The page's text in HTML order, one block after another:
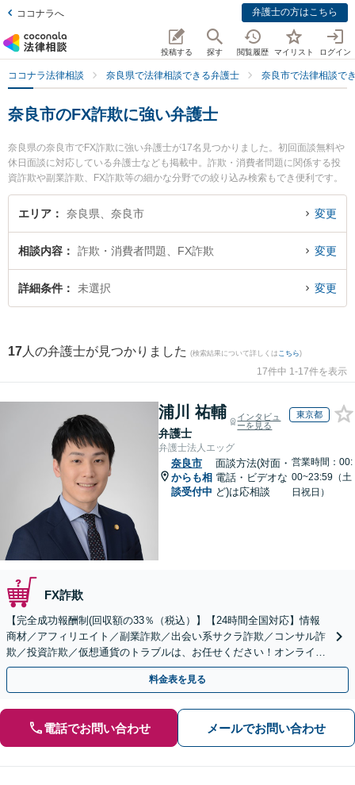
ココナラへ 弁護士の方はこちら
投稿する 探す 閲覧履歴 マイリスト ログイン
ココナラ法律相談 奈良県で法律相談できる弁護士 奈良市で法律相談で
奈良市のFX詐欺に強い弁護士
奈良県の奈良市でFX詐欺に強い弁護士が17名見つかりました。初回面談無料や
休日面談に対応している弁護士なども掲載中。詐欺・消費者問題に関係する投
資詐欺や副業詐欺、FX詐欺等の細かな分野での絞り込み検索もでき便利です。
特に弁護士法人ナラハ奈良法律事務所の金丸 有希弁護士や登大路総合法律事務
所の瀧口 勇弁護士、南都総合法律事務所の山下 絢士朗弁護士のプロフィール情
決の実績豊富な近くの弁護士を検索したい』『初回相談無料でFX詐欺を法律相
談できる奈良市内の弁護士に相談予約したい』などでお困りの相談者さんにお
すすめです。
エリア 奈良県、奈良市 変更
相談内容 詐欺・消費者問題、FX詐欺 変更
詳細条件 未選択 変更
17 人の弁護士が見つかりました (検索結果について詳しくは こちら)
17件中 1-17件を表示
浦川 祐輔
弁護士
インタビュ
ーを見る
東京都
弁護士法人エッグ
奈良市
からも相
談受付中
面談方法(対面・
電話・ビデオな
ど)は応相談
営業時間：00:
00~23:59（土
日祝日）
FX詐欺
【完全成功報酬制(回収額の33％（税込）】【24時間全国対応】情報
商材／アフィリエイト／副業詐欺／出会い系サクラ詐欺／コンサル詐
欺／投資詐欺／仮想通貨のトラブルは、お任せください！オンライン
のみで解決も可能！
料金表を見る
電話でお問い合わせ メールでお問い合わせ